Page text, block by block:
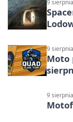
9
9
Moto
9